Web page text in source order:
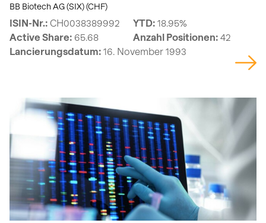
BB Biotech AG (SIX) (CHF)
ISIN-Nr.: CH0038389992 YTD: 18.95%
Active Share: 65.68 Anzahl Positionen: 42
Lancierungsdatum: 16. November 1993